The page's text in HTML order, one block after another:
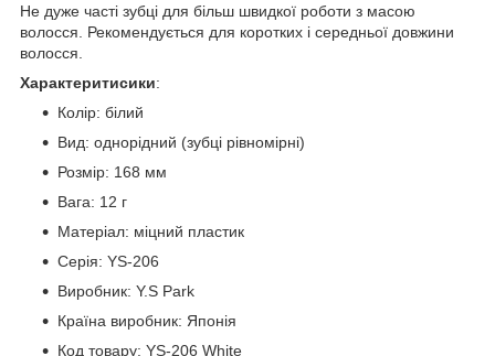
Не дуже часті зубці для більш швидкої роботи з масою
волосся. Рекомендується для коротких і середньої довжини
волосся.
Характеритисики:
Колір: білий
Вид: однорідний (зубці рівномірні)
Розмір: 168 мм
Вага: 12 г
Матеріал: міцний пластик
Серія: YS-206
Виробник: Y.S Park
Країна виробник: Японія
Код товару: YS-206 White